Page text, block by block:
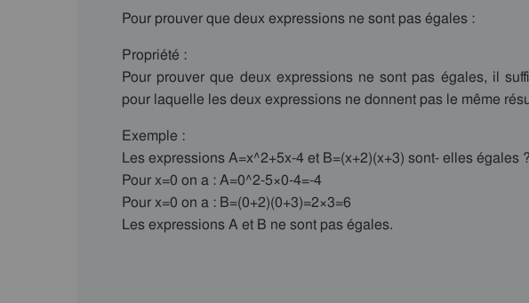
Pour prouver que deux expressions ne sont pas égales :
Propriété :
Pour prouver que deux expressions ne sont pas égales, il
pour laquelle les deux expressions ne donnent pas le même
Exemple :
Les expressions A=x^2+5x-4 et B=(x+2)(x+3) sont- elles égales ?
Pour x=0 on a : A=0^2-5×0-4=-4
Pour x=0 on a : B=(0+2)(0+3)=2×3=6
Les expressions A et B ne sont pas égales.